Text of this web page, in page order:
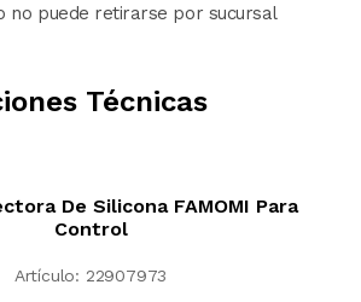
(sólo números)
no puede retirarse por sucursal
Técnicas
De Silicona FAMOMI Para
Control
Artículo: 22907973